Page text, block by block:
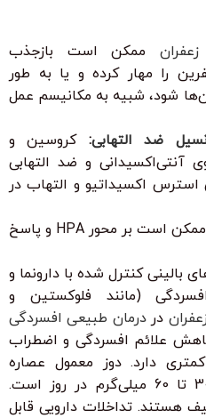
زعفران ممکن است بازجذب
را مهار کرده و یا به طور
شود، شبیه به مکانیسم عمل
ضد التهابی: کروسین و
آنتی‌اکسیدانی و ضد التهابی
اکسیداتیو و التهاب در
ممکن است بر محور HPA و پاسخ
بالینی کنترل شده با دارونما و
(مانند فلوکستین و
دردرمان طبیعی افسردگی
علائم افسردگی و اضطراب
دارد. دوز معمول عصاره
بین 30 تا 60 میلی‌گرم در روز است.
هستند. تداخلات دارویی قابل